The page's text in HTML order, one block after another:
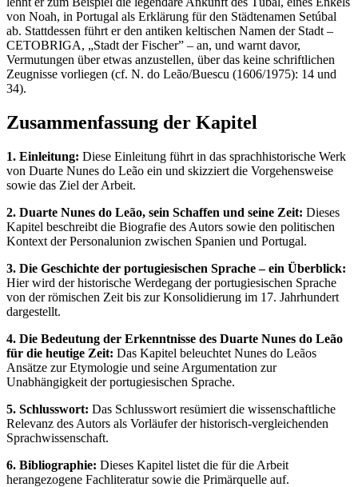
von Noah, in Portugal als Erklärung für den Städtenamen Setúbal
ab. Stattdessen führt er den antiken keltischen Namen der Stadt –
CETOBRIGA, „Stadt der Fischer” – an, und warnt davor,
Vermutungen über etwas anzustellen, über das keine schriftlichen
Zeugnisse vorliegen (cf. N. do Leão/Buescu (1606/1975): 14 und
34).
Zusammenfassung der Kapitel
1. Einleitung: Diese Einleitung führt in das sprachhistorische Werk
von Duarte Nunes do Leão ein und skizziert die Vorgehensweise
sowie das Ziel der Arbeit.
2. Duarte Nunes do Leão, sein Schaffen und seine Zeit: Dieses
Kapitel beschreibt die Biografie des Autors sowie den politischen
Kontext der Personalunion zwischen Spanien und Portugal.
3. Die Geschichte der portugiesischen Sprache – ein Überblick:
Hier wird der historische Werdegang der portugiesischen Sprache
von der römischen Zeit bis zur Konsolidierung im 17. Jahrhundert
dargestellt.
4. Die Bedeutung der Erkenntnisse des Duarte Nunes do Leão
für die heutige Zeit: Das Kapitel beleuchtet Nunes do Leãos
Ansätze zur Etymologie und seine Argumentation zur
Unabhängigkeit der portugiesischen Sprache.
5. Schlusswort: Das Schlusswort resümiert die wissenschaftliche
Relevanz des Autors als Vorläufer der historisch-vergleichenden
Sprachwissenschaft.
6. Bibliographie: Dieses Kapitel listet die für die Arbeit
herangezogene Fachliteratur sowie die Primärquelle auf.